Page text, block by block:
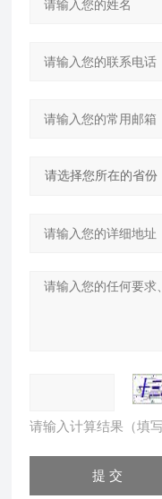
请输入计算结果（填